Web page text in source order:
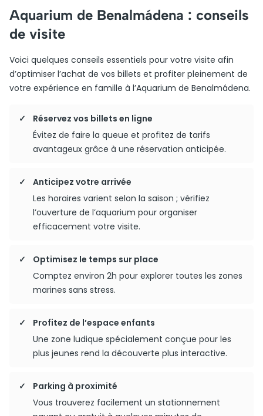
Aquarium de Benalmádena : conseils
de visite
Voici quelques conseils essentiels pour votre visite afin
d’optimiser l’achat de vos billets et profiter pleinement de
votre expérience en famille à l’Aquarium de Benalmádena.
Réservez vos billets en ligne
Évitez de faire la queue et profitez de tarifs
avantageux grâce à une réservation anticipée.
Anticipez votre arrivée
Les horaires varient selon la saison ; vérifiez
l’ouverture de l’aquarium pour organiser
efficacement votre visite.
Optimisez le temps sur place
Comptez environ 2h pour explorer toutes les zones
marines sans stress.
Profitez de l’espace enfants
Une zone ludique spécialement conçue pour les
plus jeunes rend la découverte plus interactive.
Parking à proximité
Vous trouverez facilement un stationnement